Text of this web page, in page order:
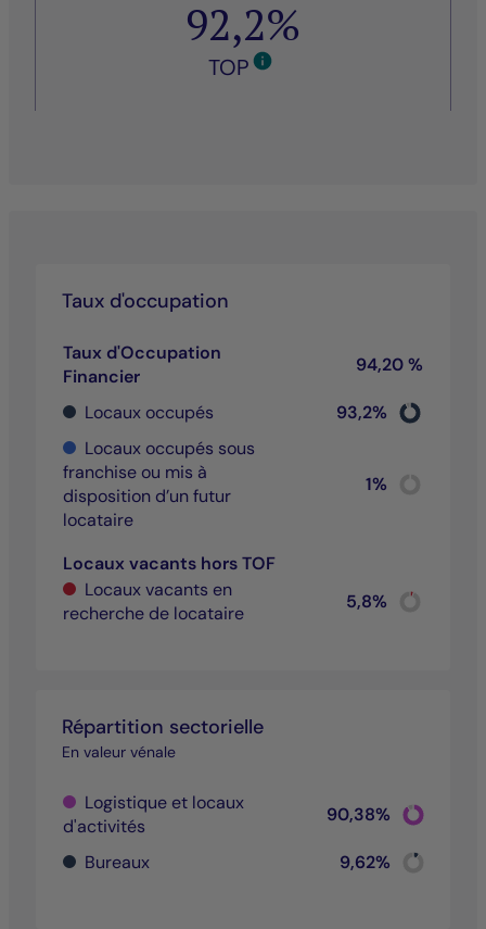
92,2%
TOP
Taux d'occupation
Taux d'Occupation
Financier
94,20 %
Locaux occupés 93,2% Chart
Pie chart
Locaux occupés sous
franchise ou mis à
disposition d’un futur
locataire
1%
Locaux vacants hors TOF
Locaux vacants en
recherche de locataire
5,8% Chart
Répartition sectorielle
En valeur vénale
Logistique et locaux
d'activités
90,38% Chart
Pie chart
Bureaux 9,62% Chart